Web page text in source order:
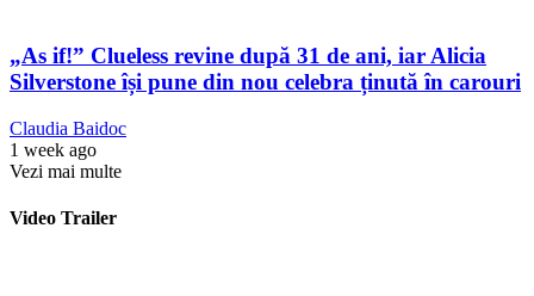
„As if!” Clueless revine după 31 de ani, iar Alicia
Silverstone își pune din nou celebra ținută în carouri
Claudia Baidoc
1 week ago
Vezi mai multe
Video Trailer